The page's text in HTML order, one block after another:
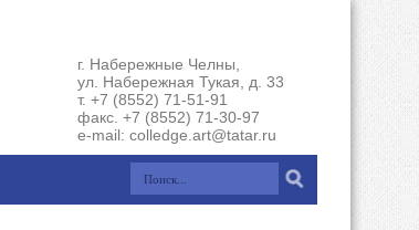
г. Набережные Челны,
ул. Набережная Тукая, д. 33
т. +7 (8552) 71-51-91
факс. +7 (8552) 71-30-97
e-mail: colledge.art@tatar.ru